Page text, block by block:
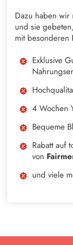
Dazu haben wir
und sie gebeten,
mit besonderen
Exklusive
4 Wochen
Bequeme
Rabatt auf
von
und viele